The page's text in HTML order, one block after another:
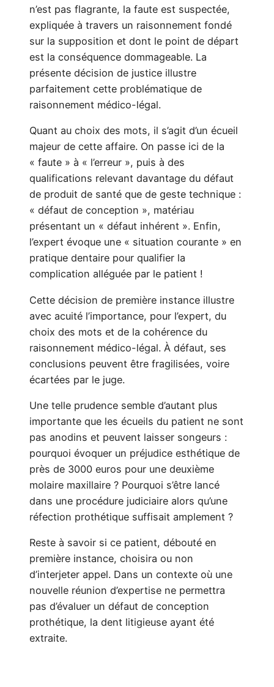
n’est pas flagrante, la faute est suspectée,
expliquée à travers un raisonnement fondé
sur la supposition et dont le point de départ
est la conséquence dommageable. La
présente décision de justice illustre
parfaitement cette problématique de
raisonnement médico-légal.
Quant au choix des mots, il s’agit d’un écueil
majeur de cette affaire. On passe ici de la
« faute » à « l’erreur », puis à des
qualifications relevant davantage du défaut
de produit de santé que de geste technique :
« défaut de conception », matériau
présentant un « défaut inhérent ». Enfin,
l’expert évoque une « situation courante » en
pratique dentaire pour qualifier la
complication alléguée par le patient !
Cette décision de première instance illustre
avec acuité l’importance, pour l’expert, du
choix des mots et de la cohérence du
raisonnement médico-légal. À défaut, ses
conclusions peuvent être fragilisées, voire
écartées par le juge.
Une telle prudence semble d’autant plus
importante que les écueils du patient ne sont
pas anodins et peuvent laisser songeurs :
pourquoi évoquer un préjudice esthétique de
près de 3000 euros pour une deuxième
molaire maxillaire ? Pourquoi s’être lancé
dans une procédure judiciaire alors qu’une
réfection prothétique suffisait amplement ?
Reste à savoir si ce patient, débouté en
première instance, choisira ou non
d’interjeter appel. Dans un contexte où une
nouvelle réunion d’expertise ne permettra
pas d’évaluer un défaut de conception
prothétique, la dent litigieuse ayant été
extraite.